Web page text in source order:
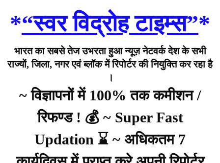
*“स्वर विद्रोह टाइम्स”*
भारत का सबसे तेज उभरता हुआ न्यूज़ नेटवर्क देश के सभी
राज्यों, जिला, नगर एवं ब्लॉक में रिपोर्टर की नियुक्ति कर रहा है
।
~ विज्ञापनों में 100% तक कमीशन /
रिफण्ड ! 💰 ~ Super Fast
Updation ⌛ ~ अधिकतम 7